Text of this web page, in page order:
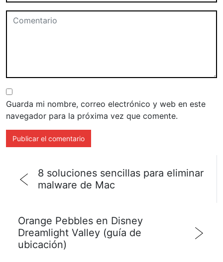
Guarda mi nombre, correo electrónico y web en este
navegador para la próxima vez que comente.
8 soluciones sencillas para eliminar
malware de Mac
Orange Pebbles en Disney
Dreamlight Valley (guía de
ubicación)